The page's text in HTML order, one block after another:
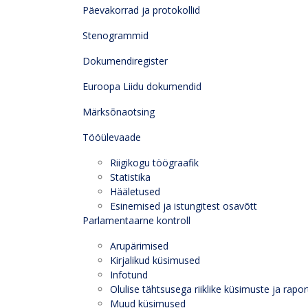
Päevakorrad ja protokollid
Stenogrammid
Dokumendiregister
Euroopa Liidu dokumendid
Märksõnaotsing
Tööülevaade
Riigikogu töögraafik
Statistika
Hääletused
Esinemised ja istungitest osavõtt
Parlamentaarne kontroll
Arupärimised
Kirjalikud küsimused
Infotund
Olulise tähtsusega riiklike küsimuste ja
Muud küsimused